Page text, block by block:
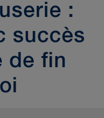
:
succès
de fin